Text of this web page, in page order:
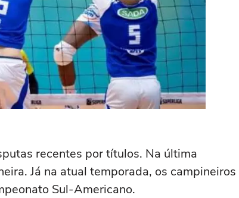
recentes por títulos. Na última
Já na atual temporada, os campineiros
Sul-Americano.